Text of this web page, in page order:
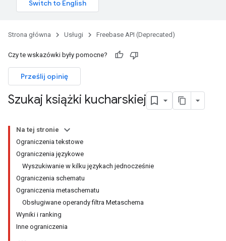
Strona główna Usługi Freebase API (Deprecated)
Czy te wskazówki były pomocne?
Prześlij opinię
Szukaj książki kucharskiej
Na tej stronie
Ograniczenia tekstowe
Ograniczenia językowe
Wyszukiwanie w kilku językach jednocześnie
Ograniczenia schematu
Ograniczenia metaschematu
Obsługiwane operandy filtra Metaschema
Wyniki i ranking
Inne ograniczenia